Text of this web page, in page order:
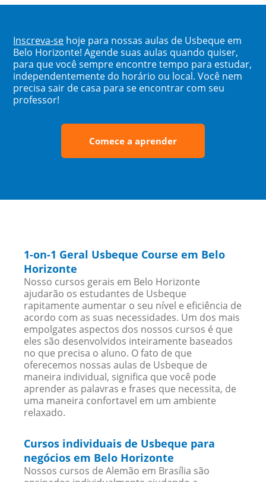
Inscreva-se hoje para nossas aulas de Usbeque em
Belo Horizonte! Agende suas aulas quando quiser,
para que você sempre encontre tempo para estudar,
independentemente do horário ou local. Você nem
precisa sair de casa para se encontrar com seu
professor!
Comece a aprender
1-on-1 Geral Usbeque Course em Belo
Horizonte
Nosso cursos gerais em Belo Horizonte
ajudarão os estudantes de Usbeque
rapitamente aumentar o seu nível e eficiência de
acordo com as suas necessidades. Um dos mais
empolgates aspectos dos nossos cursos é que
eles são desenvolvidos inteiramente baseados
no que precisa o aluno. O fato de que
oferecemos nossas aulas de Usbeque de
maneira individual, significa que você pode
aprender as palavras e frases que necessita, de
uma maneira confortavel em um ambiente
relaxado.
Cursos individuais de Usbeque para
negócios em Belo Horizonte
Nossos cursos de Alemão em Brasília são